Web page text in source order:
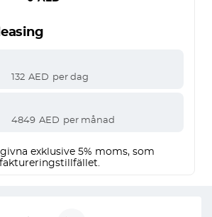
132 AED per dag
4849 AED per månad
exklusive 5% moms, som